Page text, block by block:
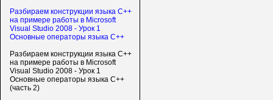
Разбираем конструкции языка C++
на примере работы в Microsoft
Visual Studio 2008 - Урок 1
Основные операторы языка C++
Разбираем конструкции языка C++
на примере работы в Microsoft
Visual Studio 2008 - Урок 1
Основные операторы языка C++
(часть 2)